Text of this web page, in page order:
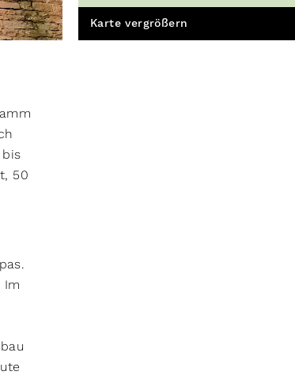
50
Im
Karte vergrößern